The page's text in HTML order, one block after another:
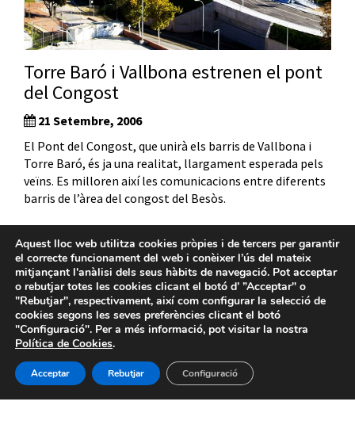
Torre Baró i Vallbona estrenen el pont
del Congost
21 Setembre, 2006
El Pont del Congost, que unirà els barris de Vallbona i
Torre Baró, és ja una realitat, llargament esperada pels
veïns. Es milloren així les comunicacions entre diferents
barris de l’àrea del congost del Besòs.
Anterior 1 … 28 29 30 31 Següent
Aquest lloc web utilitza cookies pròpies i de tercers per garantir
el correcte funcionament del web i conèixer l’ús del mateix
mitjançant l'anàlisi dels seus hàbits de navegació. Pot acceptar
o rebutjar totes les cookies clicant el botó d’ ”Acceptar" o
"Rebutjar", respectivament, així com configurar la selecció de
cookies segons les seves preferències clicant el botó
"Configuració". Per a més informació, pot visitar la nostra
Política de Cookies.
Acceptar Rebutjar Configuració